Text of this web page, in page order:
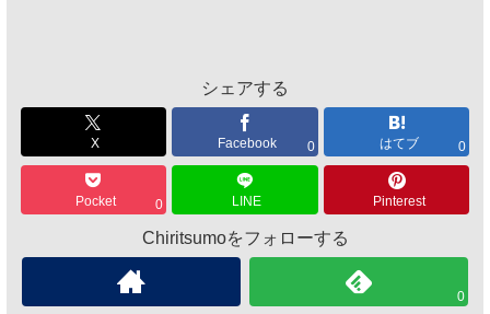
シェアする
X Facebook 0 はてブ 0
Pocket 0 LINE Pinterest
Chiritsumoをフォローする
0